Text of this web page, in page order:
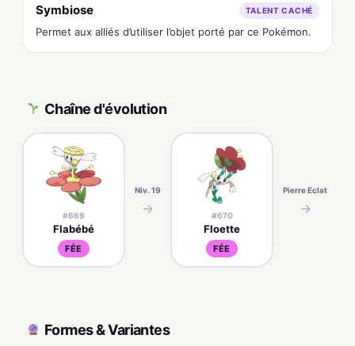
Symbiose TALENT CACHÉ
Permet aux alliés d’utiliser l’objet porté par ce Pokémon.
Chaîne d'évolution
#669
Flabébé
FÉE
Niv. 19
→ #670
Floette
FÉE
Pierre Eclat
→
Formes & Variantes